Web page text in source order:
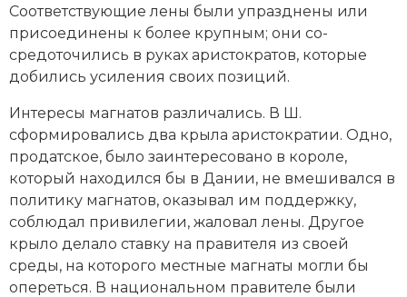
Соответствующие лены были упразднены или
присоединены к более крупным; они со­
средоточились в руках аристократов, которые
добились усиления своих позиций.
Интересы магнатов различались. В Ш.
сформировались два крыла аристократии. Одно,
продатское, было заинтересовано в короле,
который находился бы в Дании, не вмешивался в
политику магнатов, оказывал им поддержку,
соблюдал привилегии, жаловал лены. Другое
крыло делало ставку на правителя из своей
среды, на которого местные магнаты могли бы
опереться. В национальном правителе были